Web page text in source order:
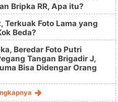
Bripka RR, Apa itu?
Terkuak Foto Lama yang
Beda?
Beredar Foto Putri
Tangan Brigadir J,
Bisa Didengar Orang